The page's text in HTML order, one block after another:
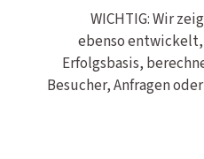
WICHTIG: Wir
ebenso entwickelt,
Erfolgsbasis,
Besucher, Anfragen